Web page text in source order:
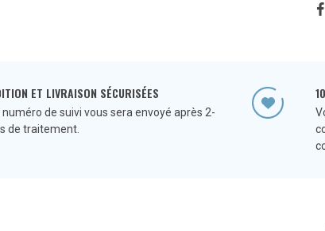
ET LIVRAISON SÉCURISÉES
de suivi vous sera envoyé après 2-
de traitement.